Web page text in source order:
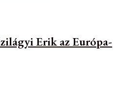
Erik az Európa-